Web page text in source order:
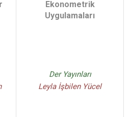
Ekonometrik
Uygulamaları
Der Yayınları
Leyla İşbilen Yücel